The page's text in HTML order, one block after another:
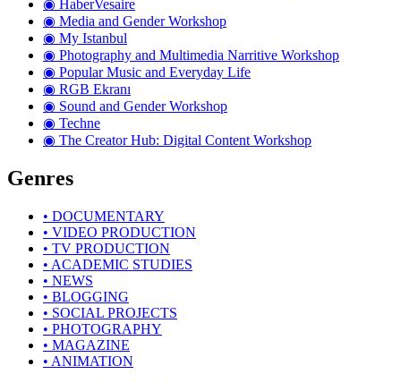
◉ HaberVesaire
◉ Media and Gender Workshop
◉ My Istanbul
◉ Photography and Multimedia Narritive Workshop
◉ Popular Music and Everyday Life
◉ RGB Ekranı
◉ Sound and Gender Workshop
◉ Techne
◉ The Creator Hub: Digital Content Workshop
Genres
• DOCUMENTARY
• VIDEO PRODUCTION
• TV PRODUCTION
• ACADEMIC STUDIES
• NEWS
• BLOGGING
• SOCIAL PROJECTS
• PHOTOGRAPHY
• MAGAZINE
• ANIMATION